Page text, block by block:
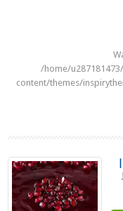
/home/
content/themes/